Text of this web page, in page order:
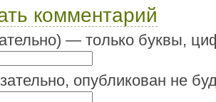
комментарий
— только буквы,
опубликован не